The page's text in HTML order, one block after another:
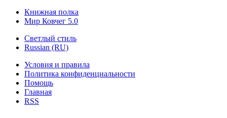
Книжная полка
Мир Ковчег 5.0
Светлый стиль
Russian (RU)
Условия и правила
Политика конфиденциальности
Помощь
Главная
RSS